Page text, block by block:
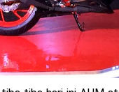
Yamaha resmi
Kawasaki Ninja ZX-
990 RC R, jagoan baru